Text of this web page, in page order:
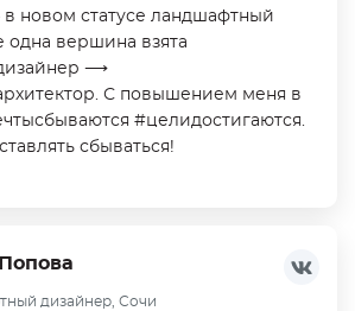
в новом статусе ландшафтный
одна вершина взята
⟶
С повышением меня в
#целидостигаются.
сбываться!
дизайнер, Сочи